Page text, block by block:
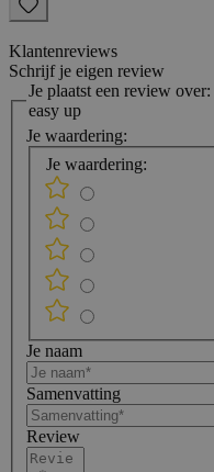
Klantenreviews
Schrijf je eigen review
Je plaatst een review over:
easy up
Je waardering:
Je waardering:
Je naam
Samenvatting
Review